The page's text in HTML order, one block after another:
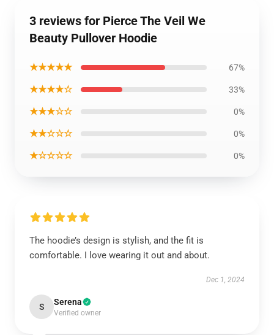
3 reviews for Pierce The Veil We
Beauty Pullover Hoodie
★★★★★ 67%
★★★★☆ 33%
★★★☆☆ 0%
★★☆☆☆ 0%
★☆☆☆☆ 0%
The hoodie’s design is stylish, and the fit is
comfortable. I love wearing it out and about.
Dec 1, 2024
S Serena
Verified owner